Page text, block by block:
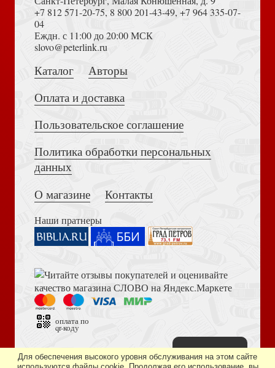
От сердца к сердцу. Т.2
По следам Евангельской истории. Проповеди от Пасхи
Не жалея себя. Жизнь Архимандрита Нафанаила
(Поспелова)
Толкование на Апокалипсис (Тихоний Африканский)
Достоевский Ф.М. Сила и правда России (2024)
+7 812 571-20-75, 8 800 201-43-49, +7 964 335-07-
04
Еждн. с 11:00 до 20:00 МСК
slovo@peterlink.ru
Каталог
Авторы
Оплата и доставка
Пользовательское соглашение
Политика обработки персональных
данных
О магазине
Контакты
Наши пратнеры
оплата по
qr-коду
Дизайн сайта —студия «Артминистри»
Для обеспечения высокого уровня обслуживания на этом сайте